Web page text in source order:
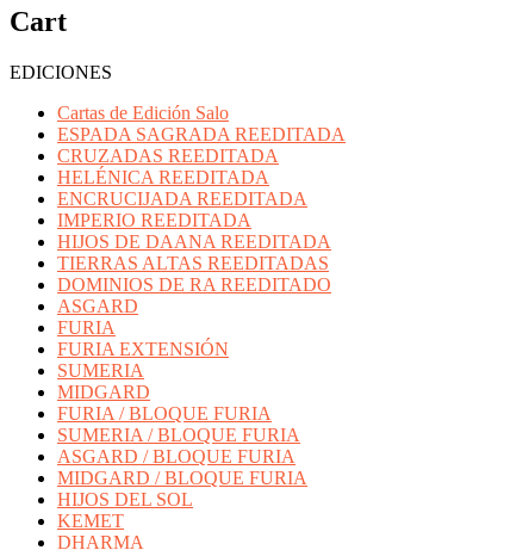
Cart
EDICIONES
Cartas de Edición Salo
ESPADA SAGRADA REEDITADA
CRUZADAS REEDITADA
HELÉNICA REEDITADA
ENCRUCIJADA REEDITADA
IMPERIO REEDITADA
HIJOS DE DAANA REEDITADA
TIERRAS ALTAS REEDITADAS
DOMINIOS DE RA REEDITADO
ASGARD
FURIA
FURIA EXTENSIÓN
SUMERIA
MIDGARD
FURIA / BLOQUE FURIA
SUMERIA / BLOQUE FURIA
ASGARD / BLOQUE FURIA
MIDGARD / BLOQUE FURIA
HIJOS DEL SOL
KEMET
DHARMA